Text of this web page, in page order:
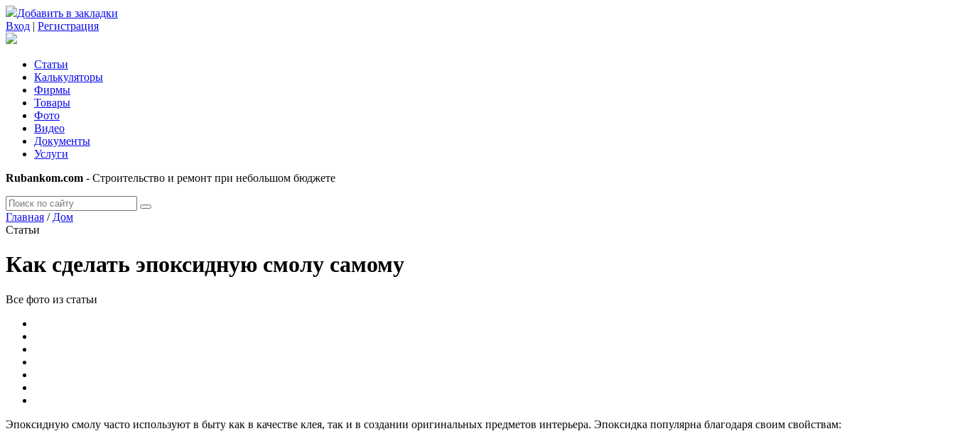
Добавить в закладки
Вход | Регистрация
Статьи
Калькуляторы
Фирмы
Товары
Фото
Видео
Документы
Услуги
Rubankom.com - Строительство и ремонт при небольшом бюджете
Главная / Дом
Статьи
Как сделать эпоксидную смолу самому
Все фото из статьи
Эпоксидную смолу часто используют в быту как в качестве клея, так и в создании оригинальных предметов интерьера. Эпоксидка популярна благодаря своим свойствам: